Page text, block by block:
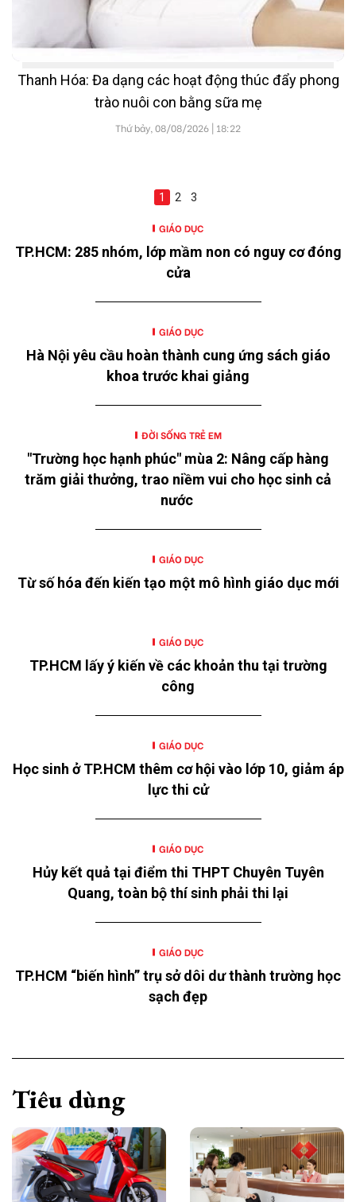
Thanh Hóa: Đa dạng các hoạt động thúc đẩy phong
trào nuôi con bằng sữa mẹ
Thứ bảy, 08/08/2026 | 18:22
1 2 3
GIÁO DỤC
TP.HCM: 285 nhóm, lớp mầm non có nguy cơ đóng
cửa
GIÁO DỤC
Hà Nội yêu cầu hoàn thành cung ứng sách giáo
khoa trước khai giảng
ĐỜI SỐNG TRẺ EM
"Trường học hạnh phúc" mùa 2: Nâng cấp hàng
trăm giải thưởng, trao niềm vui cho học sinh cả
nước
GIÁO DỤC
Từ số hóa đến kiến tạo một mô hình giáo dục mới
GIÁO DỤC
TP.HCM lấy ý kiến về các khoản thu tại trường
công
GIÁO DỤC
Học sinh ở TP.HCM thêm cơ hội vào lớp 10, giảm áp
lực thi cử
GIÁO DỤC
Hủy kết quả tại điểm thi THPT Chuyên Tuyên
Quang, toàn bộ thí sinh phải thi lại
GIÁO DỤC
TP.HCM “biến hình” trụ sở dôi dư thành trường học
sạch đẹp
Tiêu dùng